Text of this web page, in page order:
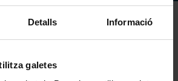
Detalls Informació
galetes